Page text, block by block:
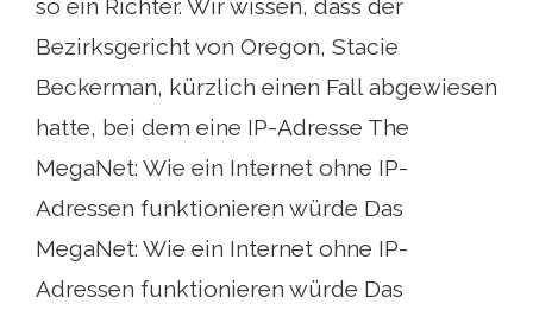
so ein Richter. Wir wissen, dass der
Bezirksgericht von Oregon, Stacie
Beckerman, kürzlich einen Fall abgewiesen
hatte, bei dem eine IP-Adresse The
MegaNet: Wie ein Internet ohne IP-
Adressen funktionieren würde Das
MegaNet: Wie ein Internet ohne IP-
Adressen funktionieren würde Das